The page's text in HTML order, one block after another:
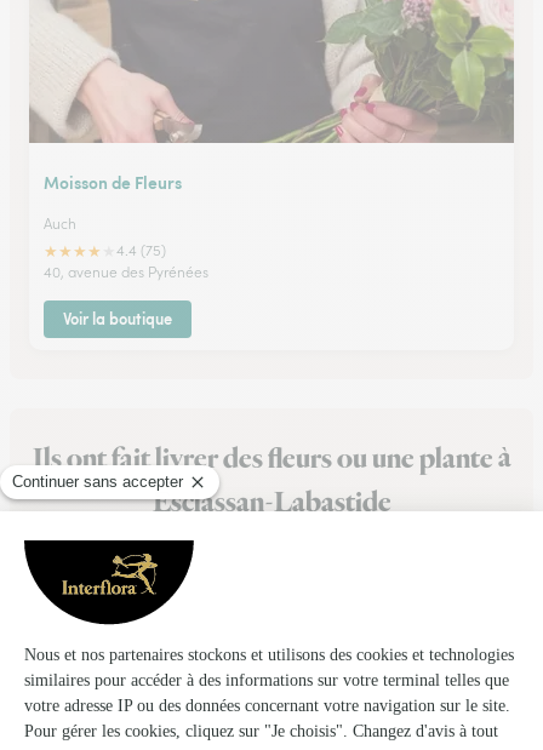
Moisson de Fleurs
Auch
★★★★
4.4 (75)
40, avenue des Pyrénées
Voir la boutique
Ils ont fait livrer des fleurs ou une plante à
Esclassan-Labastide
★ ★ ★ ★ ★
Top ;)
Top ;) , navigation au top ! Belle journée, Romain
28/02/2026